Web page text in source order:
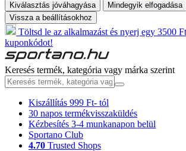
Kiválasztás jóváhagyása
Mindegyik elfogadása
Vissza a beállításokhoz
Töltsd le az alkalmazást és nyerj egy 3500
kuponkódot!
Keresés termék, kategória vagy márka szerint
Kiszállítás 999 Ft- tól
30 napos termékvisszaküldés
Kézbesítés 3-4 munkanapon belül
Sportano Club
4.70 Trusted Shops